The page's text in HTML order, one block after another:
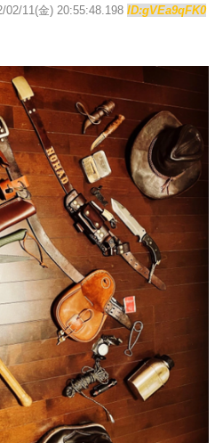
02/11(金) 20:55:48.198 ID:gVEa9qFK0